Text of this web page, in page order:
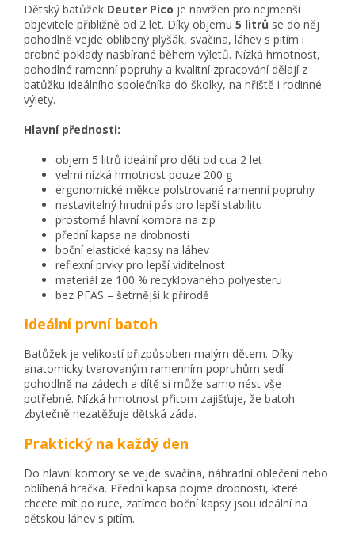
Dětský batůžek Deuter Pico je navržen pro nejmenší
objevitele přibližně od 2 let. Díky objemu 5 litrů se do něj
pohodlně vejde oblíbený plyšák, svačina, láhev s pitím i
drobné poklady nasbírané během výletů. Nízká hmotnost,
pohodlné ramenní popruhy a kvalitní zpracování dělají z
batůžku ideálního společníka do školky, na hřiště i rodinné
výlety.
Hlavní přednosti:
objem 5 litrů ideální pro děti od cca 2 let
velmi nízká hmotnost pouze 200 g
ergonomické měkce polstrované ramenní popruhy
nastavitelný hrudní pás pro lepší stabilitu
prostorná hlavní komora na zip
přední kapsa na drobnosti
boční elastické kapsy na láhev
reflexní prvky pro lepší viditelnost
materiál ze 100 % recyklovaného polyesteru
bez PFAS – šetrnější k přírodě
Ideální první batoh
Batůžek je velikostí přizpůsoben malým dětem. Díky
anatomicky tvarovaným ramenním popruhům sedí
pohodlně na zádech a dítě si může samo nést vše
potřebné. Nízká hmotnost přitom zajišťuje, že batoh
zbytečně nezatěžuje dětská záda.
Praktický na každý den
Do hlavní komory se vejde svačina, náhradní oblečení nebo
oblíbená hračka. Přední kapsa pojme drobnosti, které
chcete mít po ruce, zatímco boční kapsy jsou ideální na
dětskou láhev s pitím.